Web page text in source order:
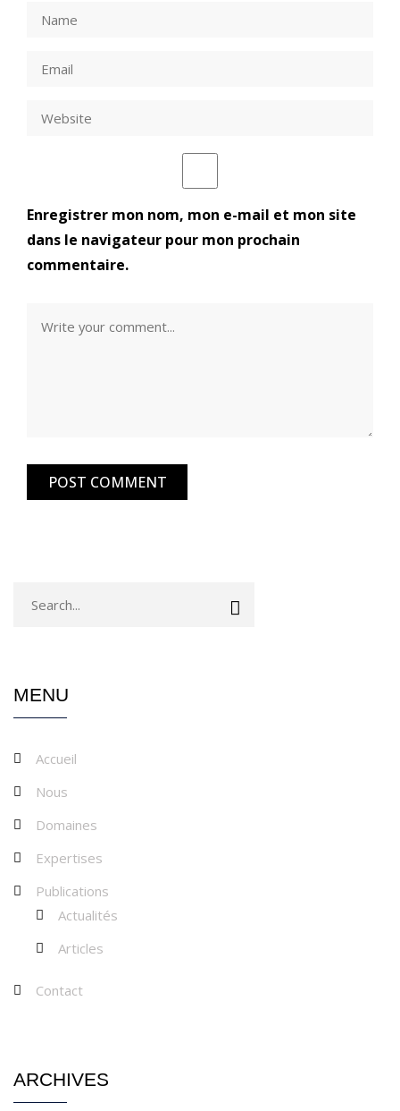
Enregistrer mon nom, mon e-mail et mon site
dans le navigateur pour mon prochain
commentaire.
MENU
Accueil
Nous
Domaines
Expertises
Publications
Actualités
Articles
Contact
ARCHIVES